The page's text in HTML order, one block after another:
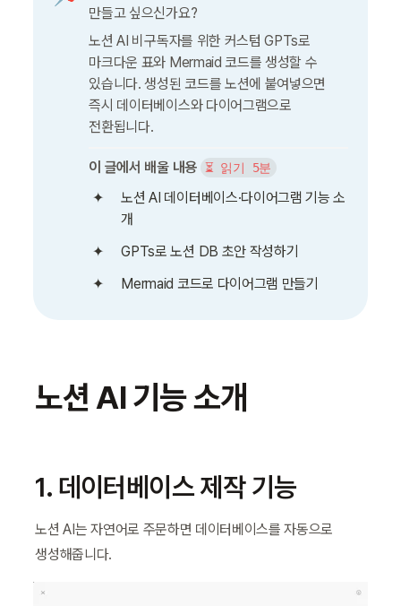
만들고 싶으신가요?
노션 AI 비구독자를 위한 커스텀 GPTs로
마크다운 표와 Mermaid 코드를 생성할 수
있습니다. 생성된 코드를 노션에 붙여넣으면
즉시 데이터베이스와 다이어그램으로
전환됩니다.
이 글에서 배울 내용 ⏳ 읽기 5분
노션 AI 데이터베이스·다이어그램 기능 소
개
GPTs로 노션 DB 초안 작성하기
Mermaid 코드로 다이어그램 만들기
노션 AI 기능 소개
1. 데이터베이스 제작 기능
노션 AI는 자연어로 주문하면 데이터베이스를 자동으로
생성해줍니다.